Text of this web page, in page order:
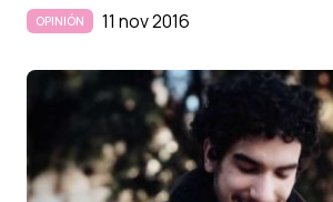
OPINIÓN 11 nov 2016